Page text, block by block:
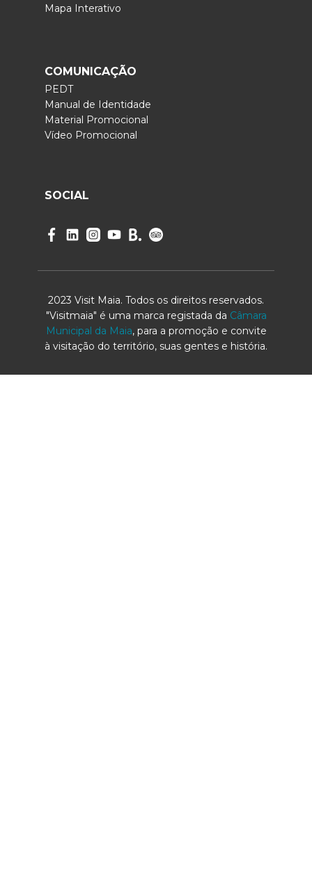
Mapa Interativo
COMUNICAÇÃO
PEDT
Manual de Identidade
Material Promocional
Vídeo Promocional
SOCIAL
2023 Visit Maia. Todos os direitos reservados.
"Visitmaia" é uma marca registada da Câmara
Municipal da Maia, para a promoção e convite
à visitação do território, suas gentes e história.